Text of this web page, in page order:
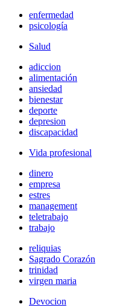
enfermedad
psicología
Salud
adiccion
alimentación
ansiedad
bienestar
deporte
depresion
discapacidad
Vida profesional
dinero
empresa
estres
management
teletrabajo
trabajo
reliquias
Sagrado Corazón
trinidad
virgen maria
Devocion